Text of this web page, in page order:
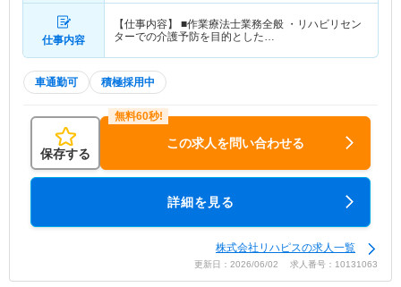
仕事内容
【仕事内容】 ■作業療法士業務全般 ・リハビリセン
ターでの介護予防を目的とした…
車通勤可 積極採用中
保存する
この求人を問い合わせる
詳細を見る
株式会社リハピスの求人一覧
更新日：2026/06/02 求人番号：10131063